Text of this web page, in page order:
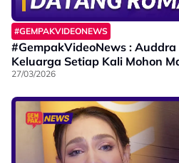
#GEMPAKVIDEONEWS
#GempakVideoNews : Auddra
Keluarga Setiap Kali Mohon
27/03/2026